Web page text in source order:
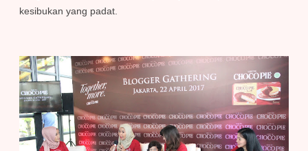
kesibukan yang padat.